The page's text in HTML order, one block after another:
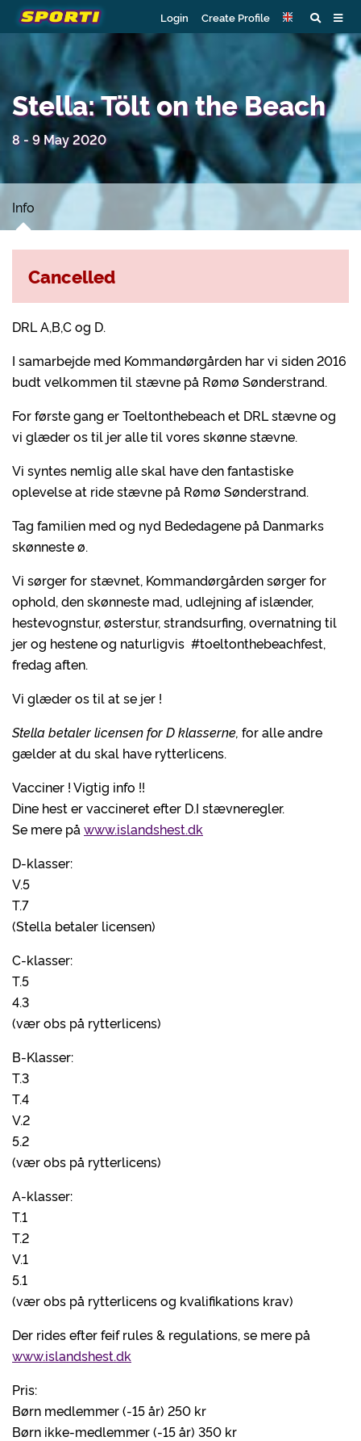
Login Create Profile
Stella: Tölt on the Beach
8 - 9 May 2020
Info
DRL A,B,C og D.
I samarbejde med Kommandørgården har vi siden 2016
budt velkommen til stævne på Rømø Sønderstrand.
For første gang er Toeltonthebeach et DRL stævne og
vi glæder os til jer alle til vores skønne stævne.
Vi syntes nemlig alle skal have den fantastiske
oplevelse at ride stævne på Rømø Sønderstrand.
Tag familien med og nyd Bededagene på Danmarks
skønneste ø.
Vi sørger for stævnet, Kommandørgården sørger for
ophold, den skønneste mad, udlejning af islænder,
hestevognstur, østerstur, strandsurfing, overnatning til
jer og hestene og naturligvis #toeltonthebeachfest,
fredag aften.
Vi glæder os til at se jer !
Stella betaler licensen for D klasserne, for alle andre
gælder at du skal have rytterlicens.
Vacciner ! Vigtig info !!
Dine hest er vaccineret efter D.I stævneregler.
Se mere på www.islandshest.dk
D-klasser:
V.5
T.7
(Stella betaler licensen)
C-klasser:
T.5
4.3
(vær obs på rytterlicens)
B-Klasser:
T.3
T.4
V.2
5.2
(vær obs på rytterlicens)
A-klasser:
T.1
T.2
V.1
5.1
(vær obs på rytterlicens og kvalifikations krav)
Der rides efter feif rules & regulations, se mere på
www.islandshest.dk
Pris:
Børn medlemmer (-15 år) 250 kr
Børn ikke-medlemmer (-15 år) 350 kr
Cancelled